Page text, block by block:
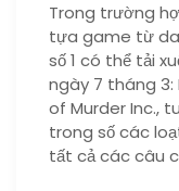
Trong trường
tựa game từ
số 1 có thể tải
ngày 7 tháng
of Murder Inc.,
trong số các
tất cả các câu